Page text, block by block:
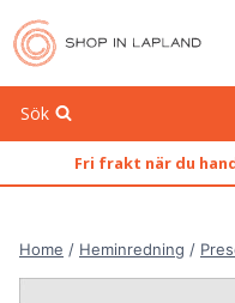
content
Sök
Fri frakt när du
Home / Heminredning /